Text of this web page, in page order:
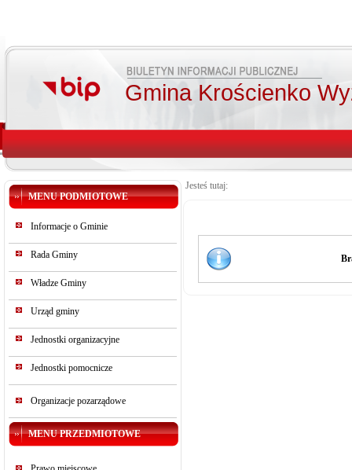
Gmina Krościenko
MENU PODMIOTOWE
Informacje o Gminie
Rada Gminy
Władze Gminy
Urząd gminy
Jednostki organizacyjne
Jednostki pomocnicze
Organizacje pozarządowe
MENU PRZEDMIOTOWE
Jesteś tutaj: